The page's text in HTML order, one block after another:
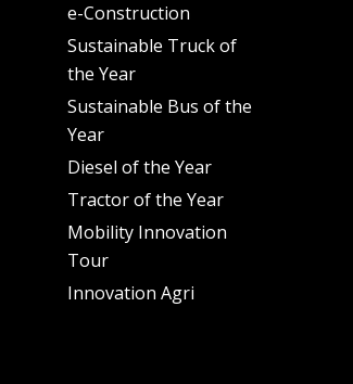
e-Construction
Sustainable Truck of
the Year
Sustainable Bus of the
Year
Diesel of the Year
Tractor of the Year
Mobility Innovation
Tour
Innovation Agri